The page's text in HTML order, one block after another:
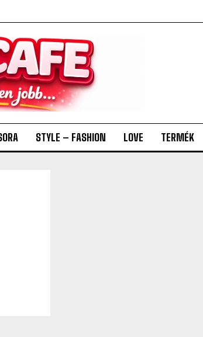
STYLE – FASHION LOVE TERMÉK